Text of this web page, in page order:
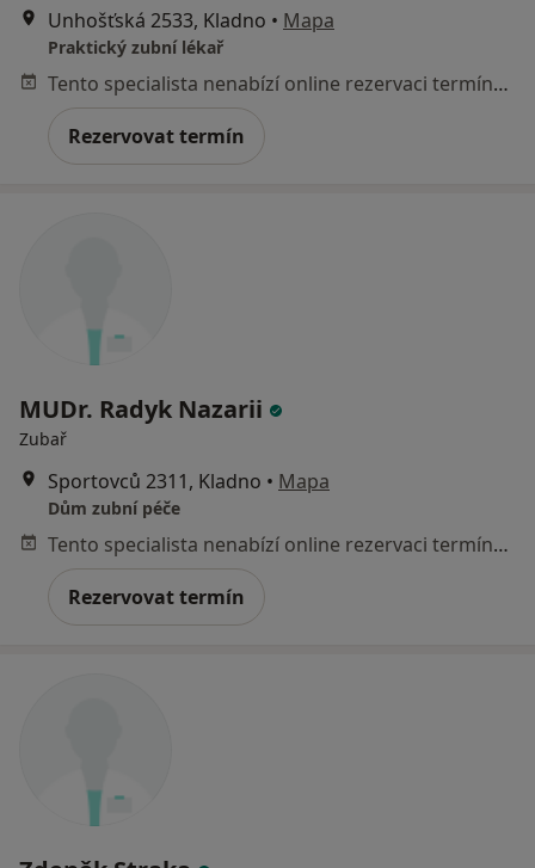
Unhošťská 2533, Kladno • Mapa
Praktický zubní lékař
Tento specialista nenabízí online rezervaci termínu na této adrese.
Rezervovat termín
MUDr. Radyk Nazarii
Zubař
Sportovců 2311, Kladno • Mapa
Dům zubní péče
Tento specialista nenabízí online rezervaci termínu na této adrese.
Rezervovat termín